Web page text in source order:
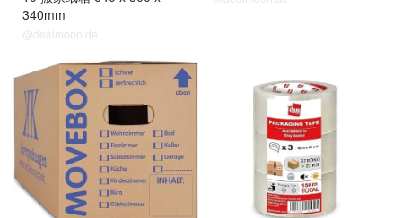
340mm
@dealmoon.de